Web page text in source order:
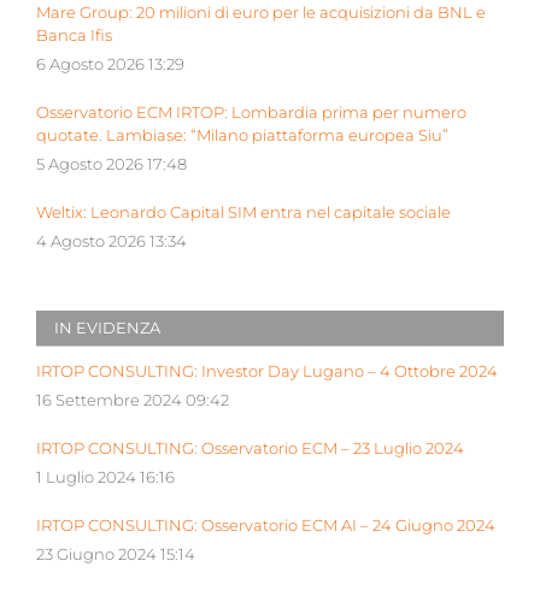
Mare Group: 20 milioni di euro per le acquisizioni da BNL e
Banca Ifis
6 Agosto 2026 13:29
Osservatorio ECM IRTOP: Lombardia prima per numero
quotate. Lambiase: “Milano piattaforma europea Siu”
5 Agosto 2026 17:48
Weltix: Leonardo Capital SIM entra nel capitale sociale
4 Agosto 2026 13:34
IN EVIDENZA
IRTOP CONSULTING: Investor Day Lugano – 4 Ottobre 2024
16 Settembre 2024 09:42
IRTOP CONSULTING: Osservatorio ECM – 23 Luglio 2024
1 Luglio 2024 16:16
IRTOP CONSULTING: Osservatorio ECM AI – 24 Giugno 2024
23 Giugno 2024 15:14